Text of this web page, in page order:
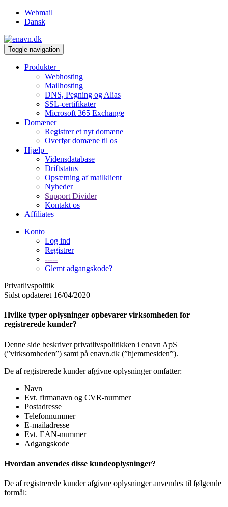
Webmail
Dansk
Toggle navigation
Produkter
Webhosting
Mailhosting
DNS, Pegning og Alias
SSL-certifikater
Microsoft 365 Exchange
Domæner
Registrer et nyt domæne
Overfør domæne til os
Hjælp
Vidensdatabase
Driftstatus
Opsætning af mailklient
Nyheder
Support Divider
Kontakt os
Affiliates
Konto
Log ind
Registrer
-----
Glemt adgangskode?
Privatlivspolitik
Sidst opdateret 16/04/2020
Hvilke typer oplysninger opbevarer virksomheden for
registrerede kunder?
Denne side beskriver privatlivspolitikken i enavn ApS
(”virksomheden”) samt på enavn.dk (”hjemmesiden”).
De af registrerede kunder afgivne oplysninger omfatter:
Navn
Evt. firmanavn og CVR-nummer
Postadresse
Telefonnummer
E-mailadresse
Evt. EAN-nummer
Adgangskode
Hvordan anvendes disse kundeoplysninger?
De af registrerede kunder afgivne oplysninger anvendes til følgende
formål: